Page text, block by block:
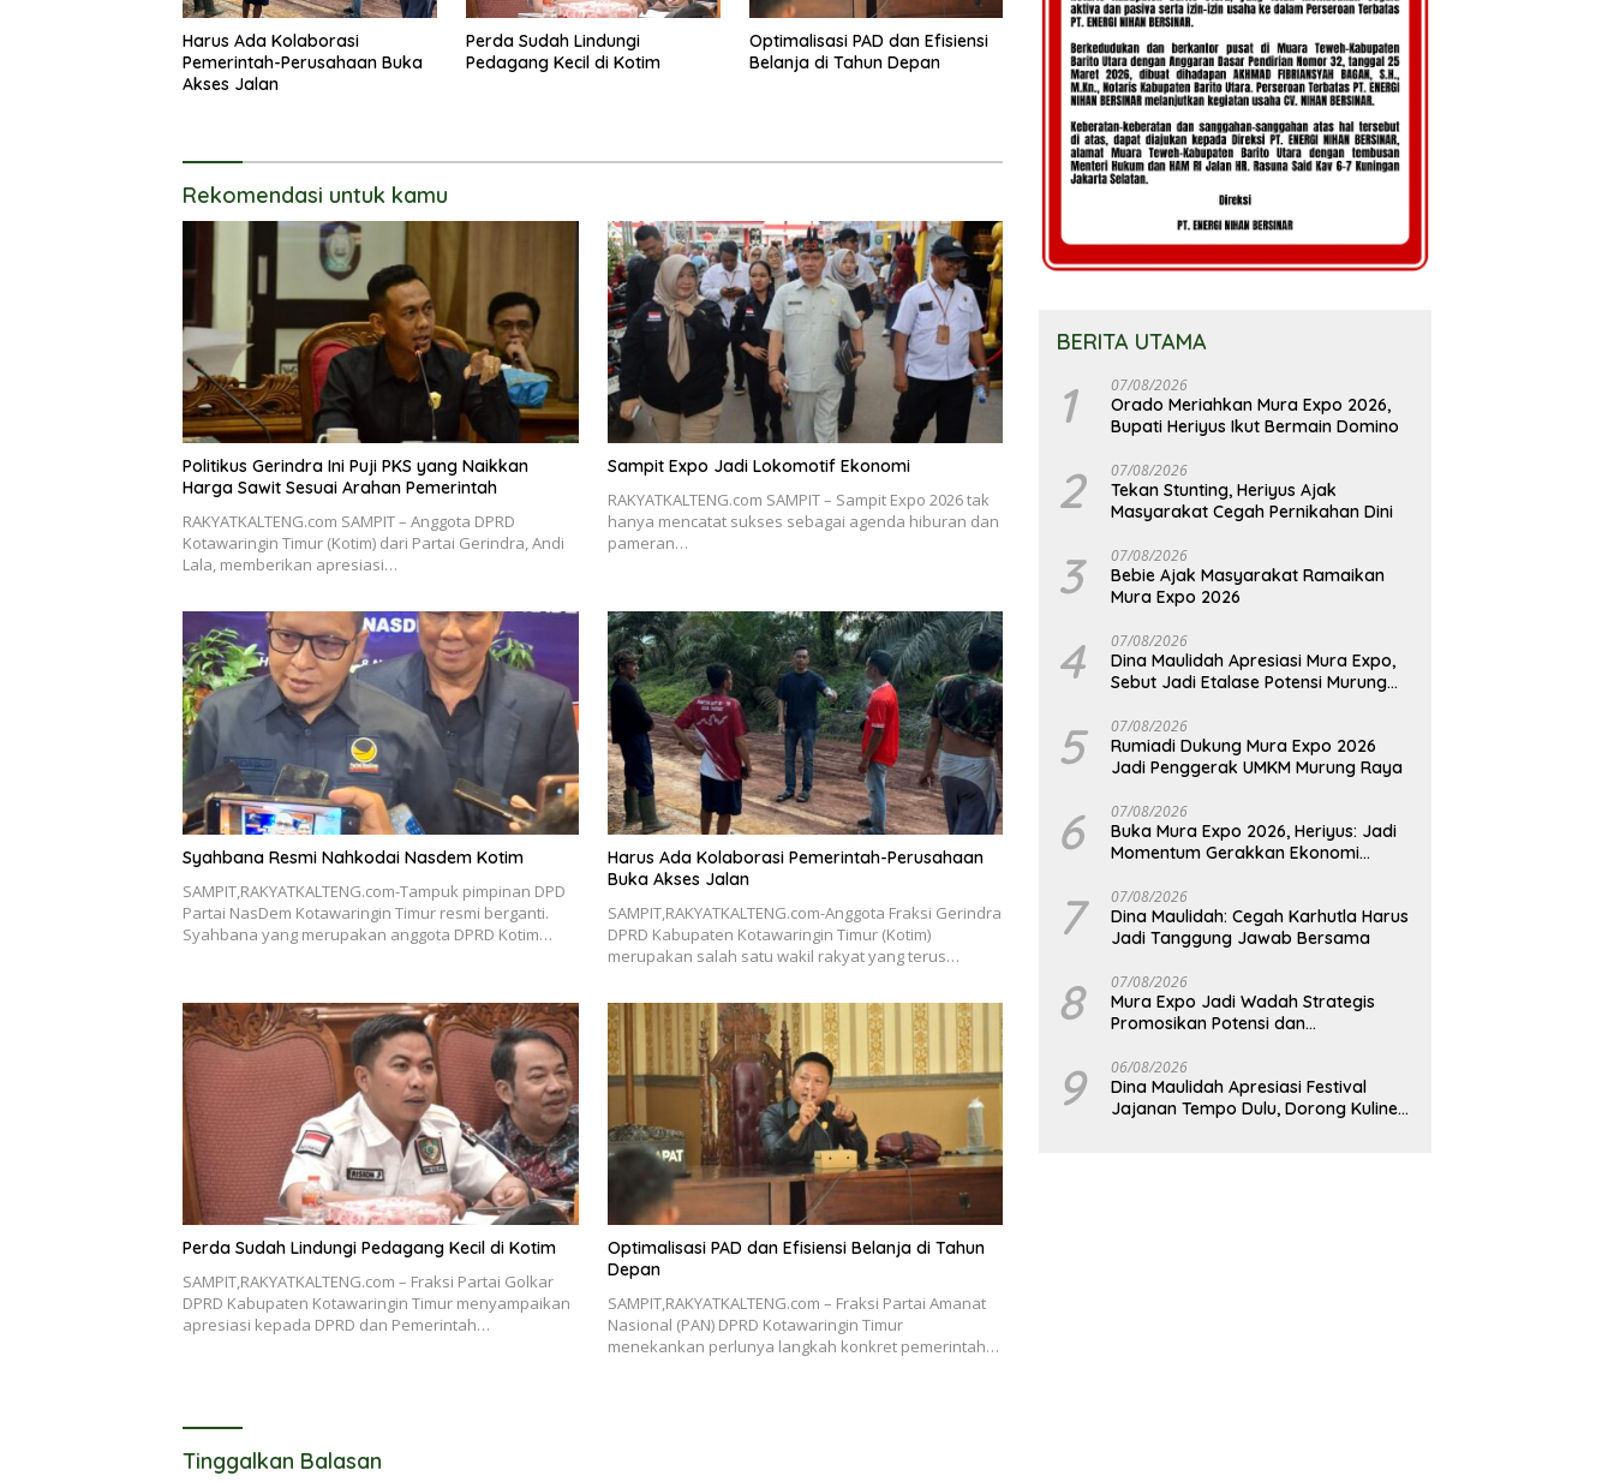
Harus Ada Kolaborasi
Pemerintah-Perusahaan Buka
Akses Jalan
Perda Sudah Lindungi
Pedagang Kecil di Kotim
Optimalisasi PAD dan Efisiensi
Belanja di Tahun Depan
Rekomendasi untuk kamu
Politikus Gerindra Ini Puji PKS yang Naikkan
Harga Sawit Sesuai Arahan Pemerintah
RAKYATKALTENG.com SAMPIT – Anggota DPRD
Kotawaringin Timur (Kotim) dari Partai Gerindra, Andi
Lala, memberikan apresiasi…
Sampit Expo Jadi Lokomotif Ekonomi
RAKYATKALTENG.com SAMPIT – Sampit Expo 2026 tak
hanya mencatat sukses sebagai agenda hiburan dan
pameran…
Syahbana Resmi Nahkodai Nasdem Kotim
SAMPIT,RAKYATKALTENG.com-Tampuk pimpinan DPD
Partai NasDem Kotawaringin Timur resmi berganti.
Syahbana yang merupakan anggota DPRD Kotim…
Harus Ada Kolaborasi Pemerintah-Perusahaan
Buka Akses Jalan
SAMPIT,RAKYATKALTENG.com-Anggota Fraksi Gerindra
DPRD Kabupaten Kotawaringin Timur (Kotim)
merupakan salah satu wakil rakyat yang terus…
Perda Sudah Lindungi Pedagang Kecil di Kotim
SAMPIT,RAKYATKALTENG.com – Fraksi Partai Golkar
DPRD Kabupaten Kotawaringin Timur menyampaikan
apresiasi kepada DPRD dan Pemerintah…
Optimalisasi PAD dan Efisiensi Belanja di Tahun
Depan
SAMPIT,RAKYATKALTENG.com – Fraksi Partai Amanat
Nasional (PAN) DPRD Kotawaringin Timur
menekankan perlunya langkah konkret pemerintah…
Tinggalkan Balasan
BERITA UTAMA
1 07/08/2026
Orado Meriahkan Mura Expo 2026,
Bupati Heriyus Ikut Bermain Domino
2 07/08/2026
Tekan Stunting, Heriyus Ajak
Masyarakat Cegah Pernikahan Dini
3 07/08/2026
Bebie Ajak Masyarakat Ramaikan
Mura Expo 2026
4 07/08/2026
Dina Maulidah Apresiasi Mura Expo,
Sebut Jadi Etalase Potensi Murung
5 07/08/2026
Rumiadi Dukung Mura Expo 2026
Jadi Penggerak UMKM Murung Raya
6 07/08/2026
Buka Mura Expo 2026, Heriyus: Jadi
Momentum Gerakkan Ekonomi
7 07/08/2026
Dina Maulidah: Cegah Karhutla Harus
Jadi Tanggung Jawab Bersama
8 07/08/2026
Mura Expo Jadi Wadah Strategis
Promosikan Potensi dan
9 06/08/2026
Dina Maulidah Apresiasi Festival
Jajanan Tempo Dulu, Dorong Kuliner